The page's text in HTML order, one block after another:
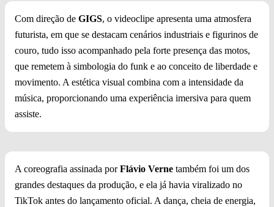
Com direção de GIGS, o videoclipe apresenta uma atmosfera
futurista, em que se destacam cenários industriais e figurinos de
couro, tudo isso acompanhado pela forte presença das motos,
que remetem à simbologia do funk e ao conceito de liberdade e
movimento. A estética visual combina com a intensidade da
música, proporcionando uma experiência imersiva para quem
assiste.
A coreografia assinada porFlávio Verne também foi um dos
grandes destaques da produção, e ela já havia viralizado no
TikTok antes do lançamento oficial. A dança, cheia de energia,